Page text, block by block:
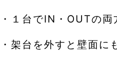
・１台でIN・OUTの両
・架台を外すと壁面に